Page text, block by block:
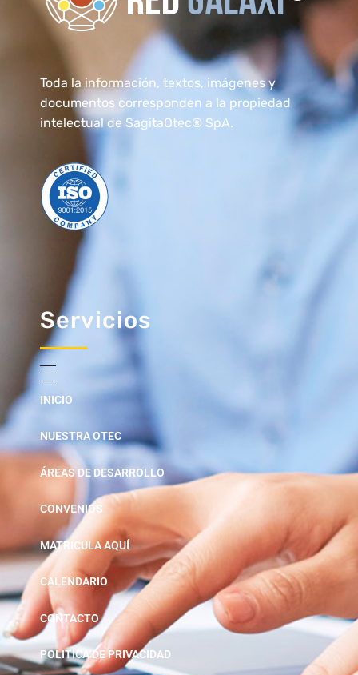
RedGalaxi®
Toda la información, textos, imágenes y
documentos corresponden a la propiedad
intelectual de SagitaOtec® SpA.
Servicios
INICIO
NUESTRA OTEC
ÁREAS DE DESARROLLO
CONVENIOS
MATRICULA AQUÍ
CALENDARIO
CONTACTO
POLITICA DE PRIVACIDAD